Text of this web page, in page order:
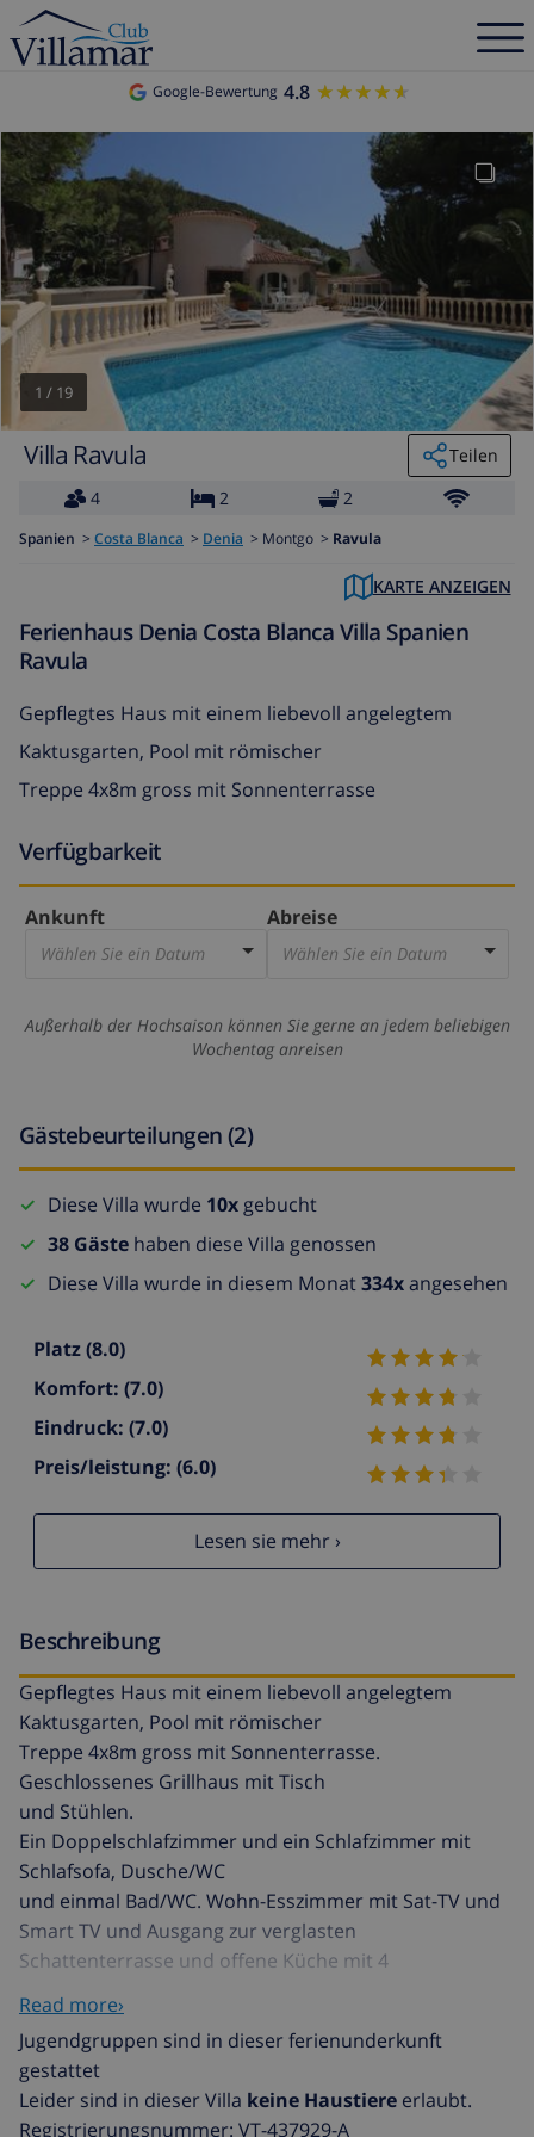
Google-Bewertung 4.8 ★★★★★
★★★★★
1 / 19
Villa Ravula
Teilen
4
2 2
Spanien > Costa Blanca > Denia > Montgo > Ravula
KARTE ANZEIGEN
Ferienhaus Denia Costa Blanca Villa Spanien
Ravula
Gepflegtes Haus mit einem liebevoll angelegtem
Kaktusgarten, Pool mit römischer
Treppe 4x8m gross mit Sonnenterrasse
Verfügbarkeit
Ankunft
Wählen Sie ein Datum
Abreise
Wählen Sie ein Datum
Außerhalb der Hochsaison können Sie gerne an jedem beliebigen
Wochentag anreisen
Gästebeurteilungen (2)
Diese Villa wurde 10xgebucht
38 Gäste haben diese Villa genossen
Diese Villa wurde in diesem Monat334xangesehen
Platz(8.0)
Komfort: (7.0)
Eindruck: (7.0)
Preis/leistung: (6.0)
Lesen sie mehr ›
Beschreibung
Gepflegtes Haus mit einem liebevoll angelegtem
Kaktusgarten, Pool mit römischer
Treppe 4x8m gross mit Sonnenterrasse.
Geschlossenes Grillhaus mit Tisch
und Stühlen.
Ein Doppelschlafzimmer und ein Schlafzimmer mit
Schlafsofa, Dusche/WC
und einmal Bad/WC. Wohn-Esszimmer mit Sat-TV und
Smart TV und Ausgang zur verglasten
Schattenterrasse und offene Küche mit 4
und Waschmaschine.
Autoabstellplatz auf geschlossenem ca. 800qm
grossem Grundstück, schlecht
Einsehbar. Haustiere sind erlaubt. Besitzer wäre
Read more›
Jugendgruppen sind in dieser ferienunderkunft
gestattet
Leider sind in dieser Villa keine Haustiere erlaubt.
Registrierungsnummer: VT-437929-A